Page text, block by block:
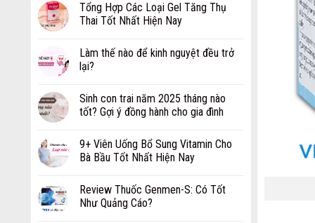
Tổng Hợp Các Loại Gel Tăng Thụ
Thai Tốt Nhất Hiện Nay
Làm thế nào để kinh nguyệt đều trở
lại?
Sinh con trai năm 2025 tháng nào
tốt? Gợi ý đồng hành cho gia đình
9+ Viên Uống Bổ Sung Vitamin Cho
Bà Bầu Tốt Nhất Hiện Nay
Review Thuốc Genmen-S: Có Tốt
Như Quảng Cáo?